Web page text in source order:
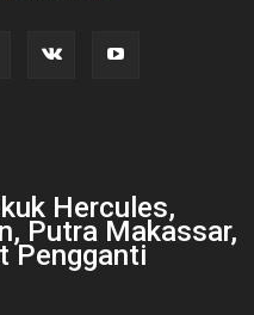
Hercules,
Putra Makassar,
Pengganti